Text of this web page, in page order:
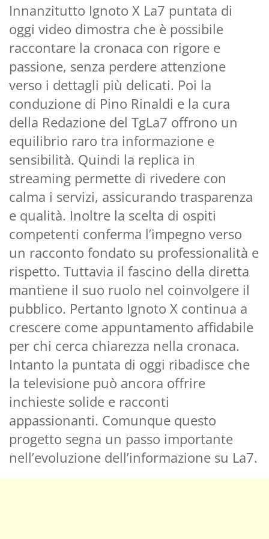
Innanzitutto Ignoto X La7 puntata di
oggi video dimostra che è possibile
raccontare la cronaca con rigore e
passione, senza perdere attenzione
verso i dettagli più delicati. Poi la
conduzione di Pino Rinaldi e la cura
della Redazione del TgLa7 offrono un
equilibrio raro tra informazione e
sensibilità. Quindi la replica in
streaming permette di rivedere con
calma i servizi, assicurando trasparenza
e qualità. Inoltre la scelta di ospiti
competenti conferma l’impegno verso
un racconto fondato su professionalità e
rispetto. Tuttavia il fascino della diretta
mantiene il suo ruolo nel coinvolgere il
pubblico. Pertanto Ignoto X continua a
crescere come appuntamento affidabile
per chi cerca chiarezza nella cronaca.
Intanto la puntata di oggi ribadisce che
la televisione può ancora offrire
inchieste solide e racconti
appassionanti. Comunque questo
progetto segna un passo importante
nell’evoluzione dell’informazione su La7.